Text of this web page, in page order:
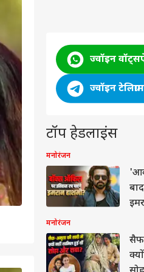
ज्वॉइन
ज्वॉइन
टॉप हेडलाइंस
मनोरंजन
मनोरंजन